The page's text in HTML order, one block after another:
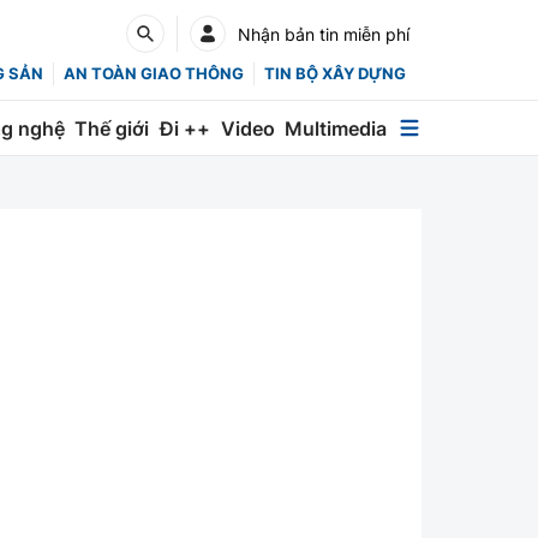
Nhận bản tin miễn phí
SẢN AN TOÀN GIAO THÔNG TIN BỘ XÂY DỰNG
nghệ Thế giới Đi ++ Video Multimedia